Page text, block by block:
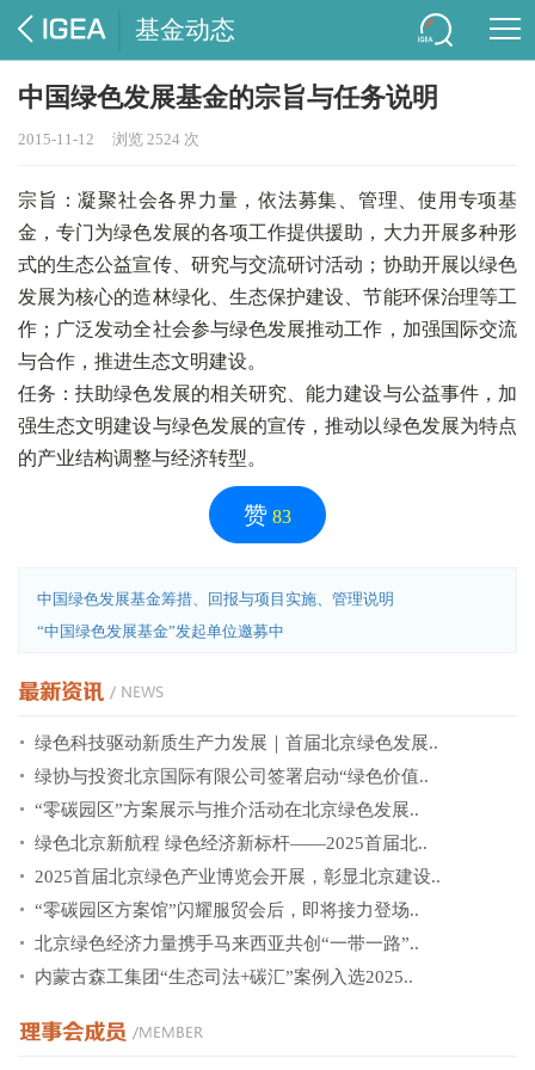
基金动态
中国绿色发展基金的宗旨与任务说明
2015-11-12 浏览 2524 次
宗旨：凝聚社会各界力量，依法募集、管理、使用专项基
金，专门为绿色发展的各项工作提供援助，大力开展多种形
式的生态公益宣传、研究与交流研讨活动；协助开展以绿色
发展为核心的造林绿化、生态保护建设、节能环保治理等工
作；广泛发动全社会参与绿色发展推动工作，加强国际交流
与合作，推进生态文明建设。
任务：扶助绿色发展的相关研究、能力建设与公益事件，加
强生态文明建设与绿色发展的宣传，推动以绿色发展为特点
的产业结构调整与经济转型。
赞 83
中国绿色发展基金筹措、回报与项目实施、管理说明
“中国绿色发展基金”发起单位邀募中
绿色科技驱动新质生产力发展｜首届北京绿色发展..
绿协与投资北京国际有限公司签署启动“绿色价值..
“零碳园区”方案展示与推介活动在北京绿色发展..
绿色北京新航程 绿色经济新标杆——2025首届北..
2025首届北京绿色产业博览会开展，彰显北京建设..
“零碳园区方案馆”闪耀服贸会后，即将接力登场..
北京绿色经济力量携手马来西亚共创“一带一路”..
内蒙古森工集团“生态司法+碳汇”案例入选2025..